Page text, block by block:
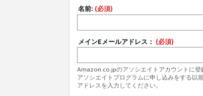
名前: (必須)
メインEメールアドレス： (必須)
Amazon.co.jpのアソシエイトアカウントに登
アソシエイトプログラムに申し込みをする以
アドレスを入力してください。